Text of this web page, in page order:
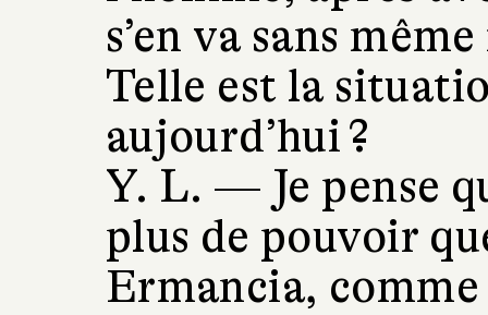
s’en va sans
Telle est la
aujourd’hui ?
Y. L. — Je pense
plus de pouvoir
Ermancia,